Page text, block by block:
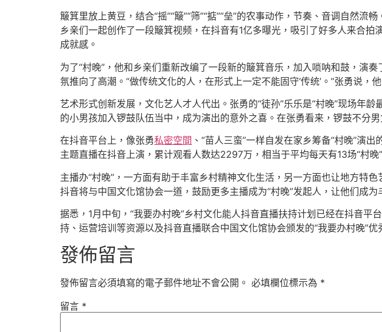
簸箕里放上黄豆，结合“摇”“簸”“筛”“掂”“垒”的农事动作，节奏、音调自然
乡亲们一起创作了一段簸箕视频，在抖音有1亿多曝光，吸引了好多人来合
成就感。
为了“村晚”，他和乡亲们重新改编了一段新的簸箕音乐，加入唢呐和鼓，
氛推向了高潮。“做传统文化的人，在形式上一定不能固守‘传统’。”张勇说
艺术形式创新发展，文化艺人才人代出。张勇的“徒孙”乐乐是“村晚”现场年
的小男孩加入锣鼓队伍当中，成为演出的意外之喜。在张勇看来，锣鼓不分
在抖音平台上，像张勇私密空間 、“苗人三蛮”一样自发在家乡筹备“村晚”演
主题直播在抖音上演，累计观看人数达2297万，相当于平均每天有13场“村
主播办“村晚”，一方面有助于丰富乡村精神文化生活，另一方面也让地方特
抖音将与中国文化馆协会一道，鼓励更多主播成为“村晚”发起人，让他们成
据悉，1月中旬，“我要办村晚”乡村文化能人抖音直播扶持计划已经在抖音平
持、运营培训等资源以及抖音直播联合中国文化馆协会颁发的“我要办村晚”优
發佈留言
發佈留言必須填寫的電子郵件地址不會公開。 必填欄位標示為 *
留言 *